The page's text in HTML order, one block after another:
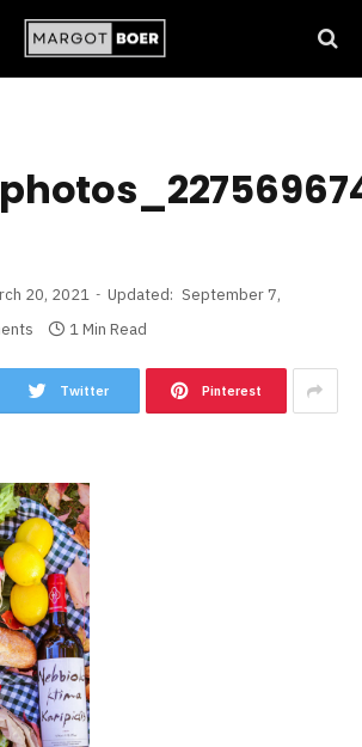
20, 2021 Updated: September 7,
1 Min Read
Twitter Pinterest